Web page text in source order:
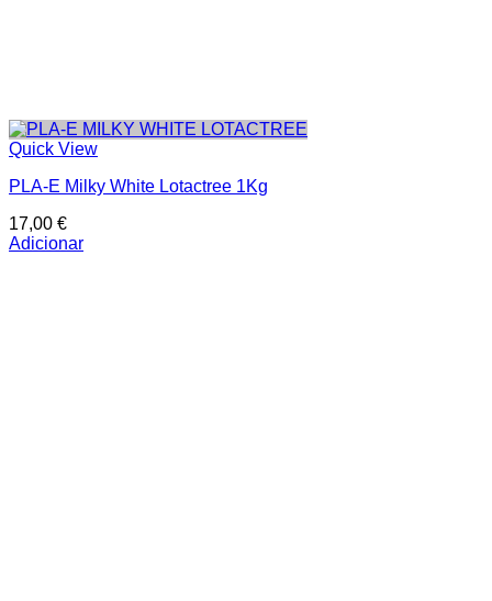
Quick View
PLA-E Milky White Lotactree 1Kg
17,00 €
Adicionar